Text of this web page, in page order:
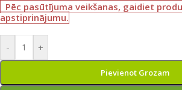
Pēc pasūtījuma veikšanas, gaidiet
apstiprinājumu.
- +
Pievienot Grozam